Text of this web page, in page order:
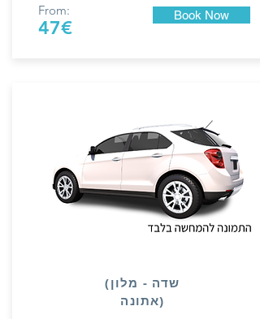
From:
47€
Book Now
(שדה - מלון
(אתונה